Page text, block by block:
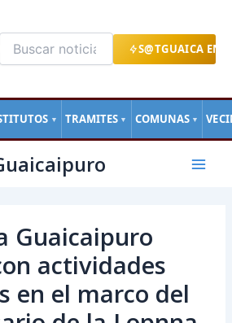
S@TGUAICA EN
▼ TRAMITES ▼ COMUNAS ▼
Main
Guaicaipuro
actividades
en el marco del